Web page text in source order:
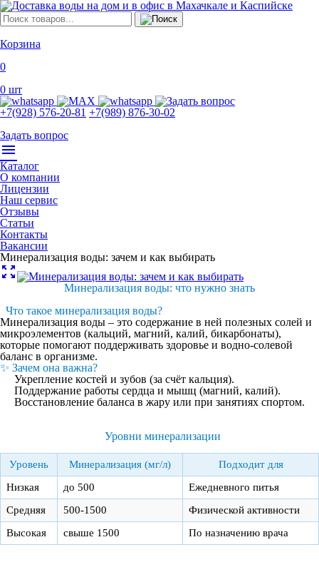
Корзина
0
0 шт
+7(928) 576-20-81 +7(989) 876-30-02
Задать вопрос
menu
Каталог
О компании
Лицензии
Наш сервис
Отзывы
Статьи
Контакты
Вакансии
Минерализация воды: зачем и как выбирать
zoom_out_map
Минерализация воды: что нужно знать
Что такое минерализация воды?
Минерализация воды – это содержание в ней полезных солей и
микроэлементов (кальций, магний, калий, бикарбонаты),
которые помогают поддерживать здоровье и водно-солевой
баланс в организме.
✨ Зачем она важна?
Укрепление костей и зубов (за счёт кальция).
Поддержание работы сердца и мышц (магний, калий).
Восстановление баланса в жару или при занятиях спортом.
Уровни минерализации
Уровень Минерализация (мг/л)
Подходит для
Низкая
до 500
Ежедневного питья
Средняя
500-1500
Физической активности
Высокая
свыше 1500 По назначению врача